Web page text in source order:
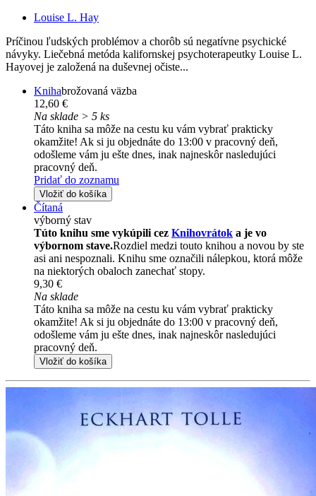
Louise L. Hay
Príčinou ľudských problémov a chorôb sú negatívne psychické
návyky. Liečebná metóda kalifornskej psychoterapeutky Louise L.
Hayovej je založená na duševnej očiste...
Knihabrožovaná väzba
12,60 €
Na sklade > 5 ks
Táto kniha sa môže na cestu ku vám vybrať prakticky
okamžite! Ak si ju objednáte do 13:00 v pracovný deň,
odošleme vám ju ešte dnes, inak najneskôr nasledujúci
pracovný deň.
Pridať do zoznamu
Vložiť do košíka
Čítaná
výborný stav
Túto knihu sme vykúpili cez Knihovrátok a je vo
výbornom stave.Rozdiel medzi touto knihou a novou by ste
asi ani nespoznali. Knihu sme označili nálepkou, ktorá môže
na niektorých obaloch zanechať stopy.
9,30 €
Na sklade
Táto kniha sa môže na cestu ku vám vybrať prakticky
okamžite! Ak si ju objednáte do 13:00 v pracovný deň,
odošleme vám ju ešte dnes, inak najneskôr nasledujúci
pracovný deň.
Vložiť do košíka